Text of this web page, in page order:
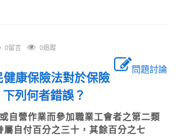
0留言 0追蹤
問題討論
康保險法對於保險
下列何者錯誤？
自營作業而參加職業工會者之第二類
屬自付百分之三十，其餘百分之七